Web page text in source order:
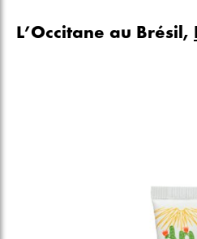
L’Occitane au Brésil,